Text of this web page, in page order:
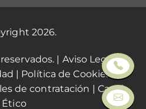
2026.
| Aviso Legal|
| Política de Cookies|
de contratación | Canal
Ético